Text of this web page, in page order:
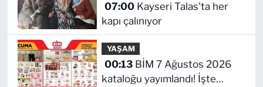
07:00Kayseri Talas'ta her
kapı çalınıyor
YAŞAM
00:13BİM 7 Ağustos 2026
kataloğu yayımlandı! İşte